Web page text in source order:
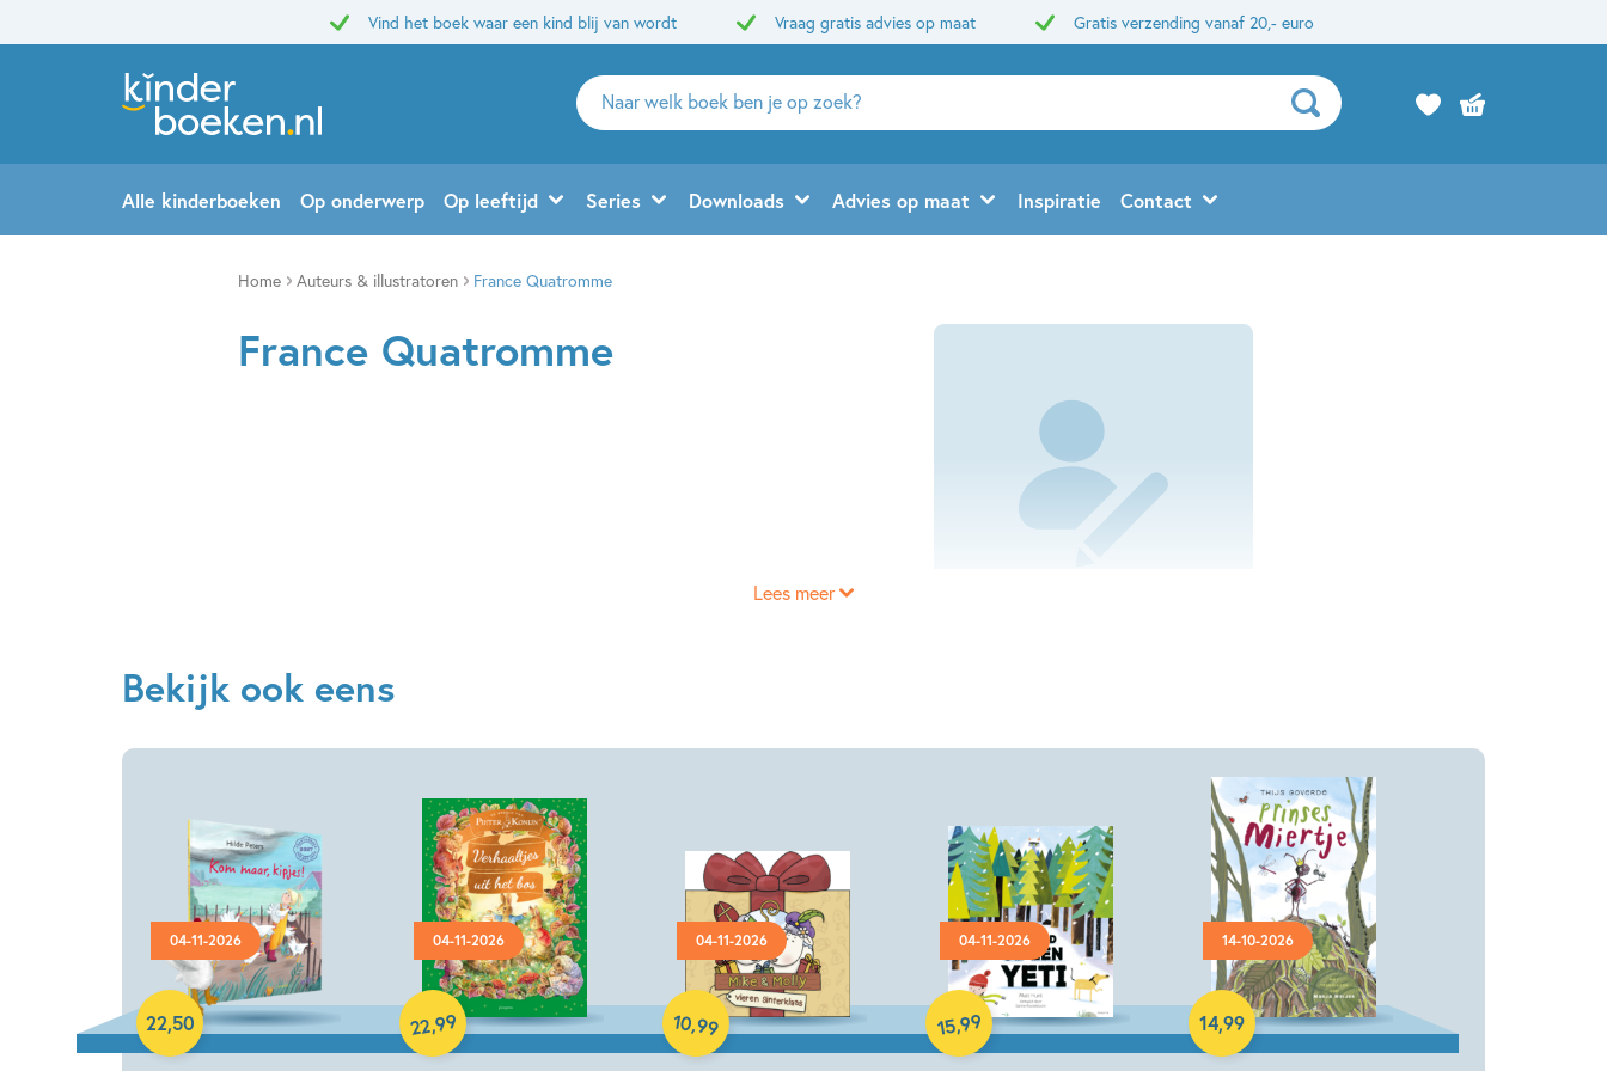
Vind het boek waar een kind blij van wordt Vraag gratis advies op maat Gratis verzending vanaf 20,- euro
Zoeken
naar
en
uitgevers
Alle kinderboeken Op onderwerp Op leeftijd Series Downloads Advies op maat Inspiratie Contact
Home Auteurs & illustratoren France Quatromme
France Quatromme
Lees meer
Bekijk ook eens
04-11-2026
22,50
Hardcover
04-11-2026
22,99
Hardcover
04-11-2026
10,99
Hardcover
04-11-2026
15,99
Hardcover 14-10-2026
14,99
Hardcover